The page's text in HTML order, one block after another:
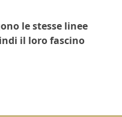
le stesse linee
il loro fascino